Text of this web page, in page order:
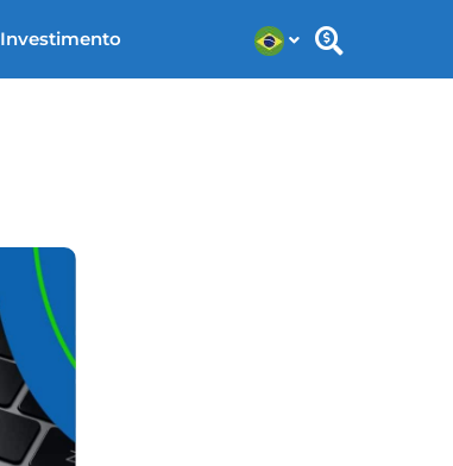
Investimento